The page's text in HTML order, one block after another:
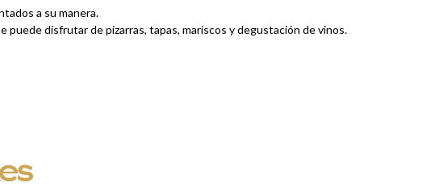
a su manera.
puede disfrutar de pizarras, tapas, mariscos y degustación de vinos.